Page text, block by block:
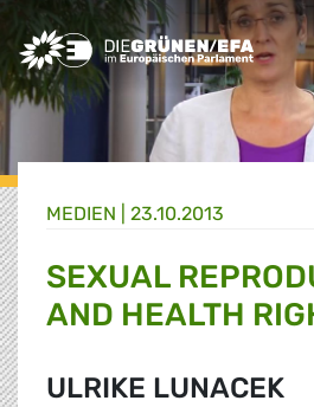
Greens/EFA Home
MEDIEN 23.10.2013
SEXUAL
AND HEALTH
ULRIKE LUNACEK